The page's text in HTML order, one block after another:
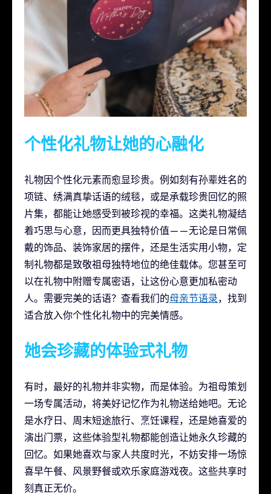
个性化礼物让她的心融化
礼物因个性化元素而愈显珍贵。例如刻有孙辈姓名的
项链、绣满真挚话语的绒毯，或是承载珍贵回忆的照
片集，都能让她感受到被珍视的幸福。这类礼物凝结
着巧思与心意，因而更具独特价值——无论是日常佩
戴的饰品、装饰家居的摆件，还是生活实用小物，定
制礼物都是致敬祖母独特地位的绝佳载体。您甚至可
以在礼物中附赠专属密语，让这份心意更加私密动
人。需要完美的话语？查看我们的母亲节语录，找到
适合放入你个性化礼物中的完美情感。
她会珍藏的体验式礼物
有时，最好的礼物并非实物，而是体验。为祖母策划
一场专属活动，将美好记忆作为礼物送给她吧。无论
是水疗日、周末短途旅行、烹饪课程，还是她喜爱的
演出门票，这些体验型礼物都能创造让她永久珍藏的
回忆。如果她喜欢与家人共度时光，不妨安排一场惊
喜早午餐、风景野餐或欢乐家庭游戏夜。这些共享时
刻真正无价。